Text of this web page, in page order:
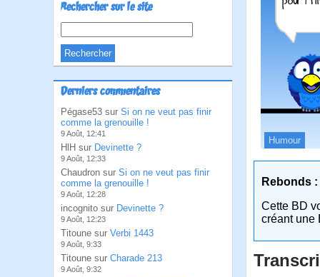
Rechercher sur le site
Derniers commentaires
Pégase53 sur Si on ne veut pas finir
comme la grenouille !
9 Août, 12:41
HlH sur Devinette ?
9 Août, 12:33
Chaudron sur Si on ne veut pas finir
comme la grenouille !
9 Août, 12:28
incognito sur Devinette ?
9 Août, 12:23
Titoune sur Verbi 1443
9 Août, 9:33
Titoune sur Charade 213
9 Août, 9:32
Humour
Rebonds :
Cette BD
créant une